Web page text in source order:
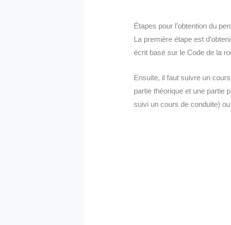
Étapes pour l’obtention du
La première étape est
écrit basé sur le Code de la
Ensuite, il faut suivre un
partie théorique et une partie
suivi un cours de conduite)